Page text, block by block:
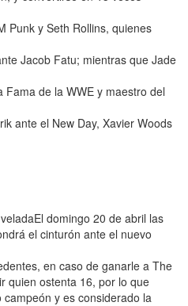
Punk y Seth Rollins, quienes
Jacob Fatu; mientras que Jade
de la WWE y maestro del
ante el New Day, Xavier Woods
domingo 20 de abril las
el cinturón ante el nuevo
en caso de ganarle a The
quien ostenta 16, por lo que
y es considerado la